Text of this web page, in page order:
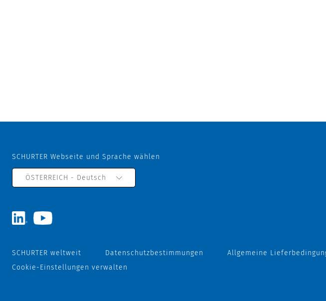
SCHURTER Webseite und Sprache wählen
ÖSTERREICH - Deutsch
SCHURTER weltweit Datenschutzbestimmungen Allgemeine
Cookie-Einstellungen verwalten